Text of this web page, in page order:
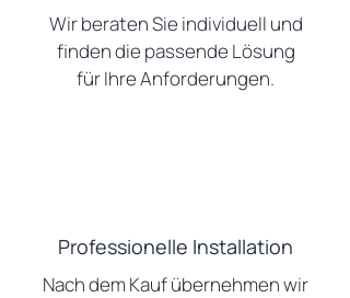
Wir beraten Sie individuell und
finden die passende Lösung
für Ihre Anforderungen.
Professionelle Installation
Nach dem Kauf übernehmen wir